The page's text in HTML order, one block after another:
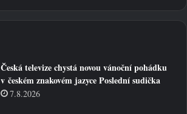
Česká televize chystá novou vánoční pohádku
v českém znakovém jazyce Poslední sudička
7.8.2026